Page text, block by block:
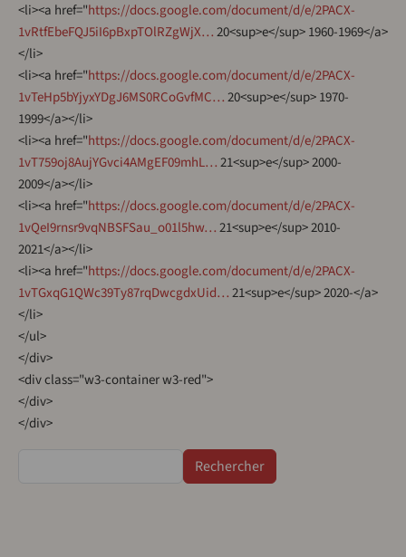
<li><a href="https://docs.google.com/document/d/e/2PACX-
1vRtfEbeFQJ5iI6pBxpTOlRZgWjX…20<sup>e</sup> 1960-1969</a>
</li>
<li><a href="https://docs.google.com/document/d/e/2PACX-
1vTeHp5bYjyxYDgJ6MS0RCoGvfMC…20<sup>e</sup> 1970-
1999</a></li>
<li><a href="https://docs.google.com/document/d/e/2PACX-
1vT759oj8AujYGvci4AMgEF09mhL…21<sup>e</sup> 2000-
2009</a></li>
<li><a href="https://docs.google.com/document/d/e/2PACX-
1vQeI9rnsr9vqNBSFSau_o01l5hw…21<sup>e</sup> 2010-
2021</a></li>
<li><a href="https://docs.google.com/document/d/e/2PACX-
1vTGxqG1QWc39Ty87rqDwcgdxUid…21<sup>e</sup> 2020-</a>
</li>
</ul>
</div>
<div class="w3-container w3-red">
</div>
</div>